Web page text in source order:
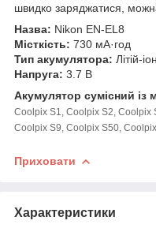
швидко заряджатися,
Назва: Nikon EN-EL8
Місткість: 730 мА·год
Тип акумулятора: Літій-
Напруга: 3.7 В
Акумулятор сумісний із
Coolpix S1, Coolpix S2, Coolpix
Coolpix S9, Coolpix S50,
Приховати
Характеристики